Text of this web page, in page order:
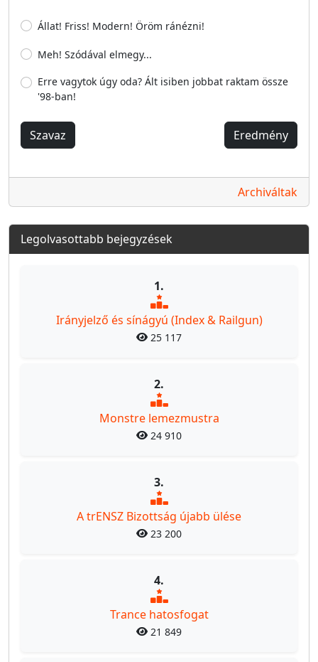
Állat! Friss! Modern! Öröm ránézni!
Meh! Szódával elmegy...
Erre vagytok úgy oda? Ált isiben jobbat raktam össze
'98-ban!
Szavaz Eredmény
Archiváltak
Legolvasottabb bejegyzések
1.
Irányjelző és sínágyú (Index & Railgun)
25 117
2.
Monstre lemezmustra
24 910
3.
A trENSZ Bizottság újabb ülése
23 200
4.
Trance hatosfogat
21 849